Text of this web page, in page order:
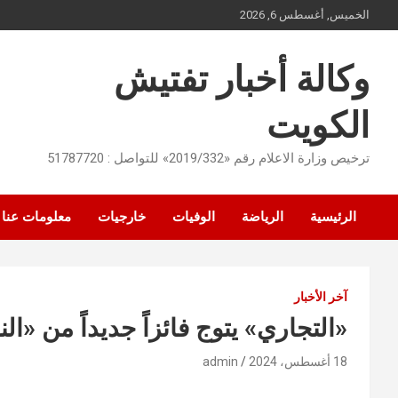
to
الخميس, أغسطس 6, 2026
وكالة أخبار تفتيش
الكويت
ترخيص وزارة الاعلام رقم «2019/332» للتواصل : 51787720
الرئيسية الرياضة الوفيات خارجيات معلومات عنا
آخر الأخبار
«التجاري» يتوج فائزاً جديداً من
18 أغسطس، 2024 admin